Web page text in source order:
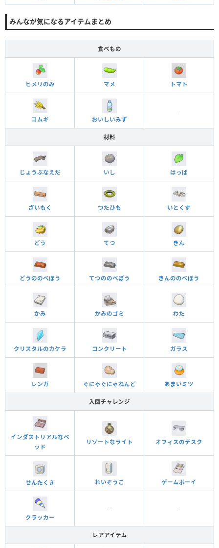
みんなが気になるアイテムまとめ
食べもの
ヒメリのみ マメ トマト
コムギ おいしいみず
-
材料
じょうぶなえだ いし はっぱ
ざいもく つたひも いとくず
どう てつ きん
どうののべぼう てつののべぼう きんののべぼう
かみ かみのゴミ わた
クリスタルのカケラ コンクリート ガラス
レンガ ぐにゃぐにゃねんど あまいミツ
入団チャレンジ
インダストリアルなベ
ッド
リゾートなライト オフィスのデスク
せんたくき れいぞうこ ゲームボーイ
クラッカー
- -
レアアイテム